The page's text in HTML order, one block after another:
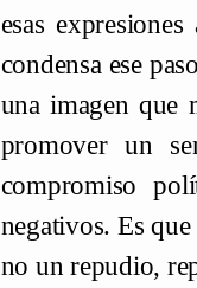
esas
condensa ese
una imagen que
promover un
compromiso
negativos. Es
no un repudio,